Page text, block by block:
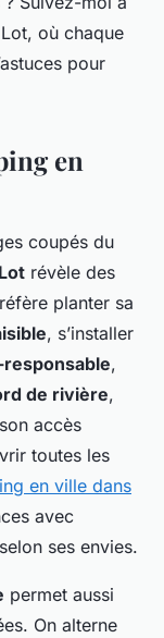
où chaque
pour
en
coupés du
révèle des
planter sa
, s’installer
,
de rivière,
accès
toutes les
en ville dans
avec
ses envies.
permet aussi
On alterne